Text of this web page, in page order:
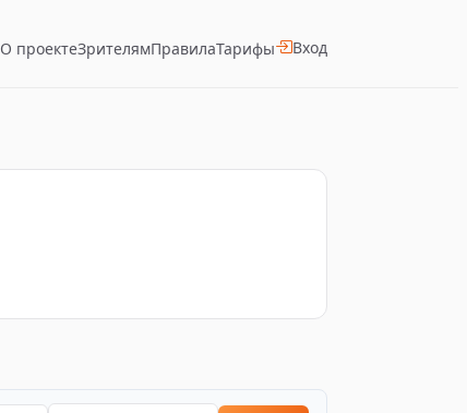
О проектеЗрителямПравилаТарифы Вход